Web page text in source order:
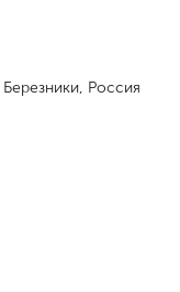
Россия